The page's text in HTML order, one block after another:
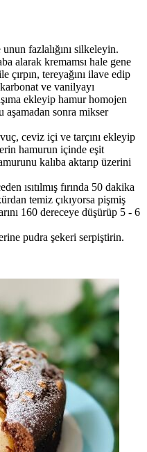
fazlalığını silkeleyin.
alarak kremamsı hale gene
tereyağını ilave edip
ve vanilyayı
ekleyip hamur homojen
aşamadan sonra mikser
ceviz içi ve tarçını ekleyip
hamurun içinde eşit
kalıba aktarıp üzerini
ısıtılmış fırında 50 dakika
temiz çıkıyorsa pişmiş
160 dereceye düşürüp 5 - 6
pudra şekeri serpiştirin.